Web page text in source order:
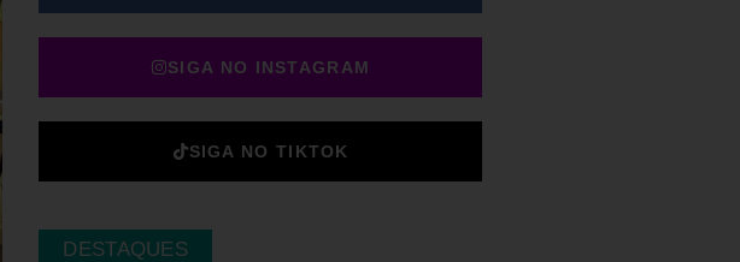
SIGA NO INSTAGRAM
SIGA NO TIKTOK
DESTAQUES